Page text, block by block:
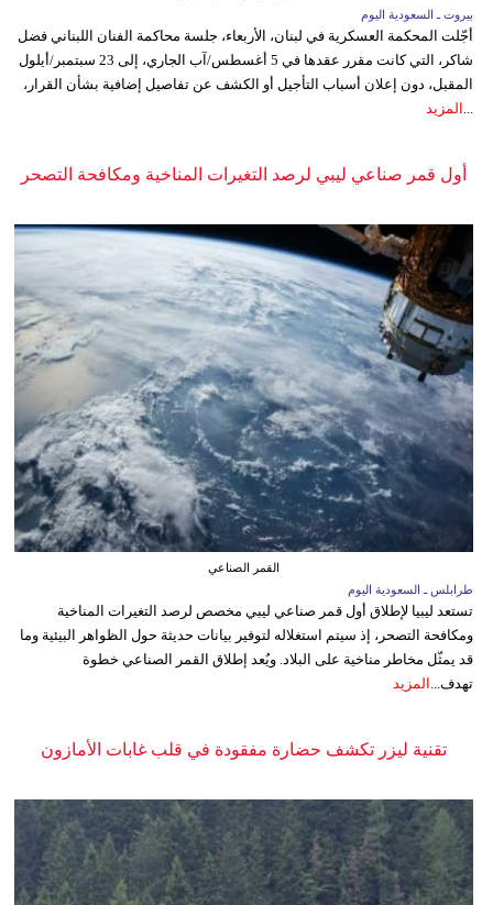
بيروت ـ السعودية اليوم
أجّلت المحكمة العسكرية في لبنان، الأربعاء، جلسة محاكمة الفنان اللبناني فضل
شاكر، التي كانت مقرر عقدها في 5 أغسطس/آب الجاري، إلى 23 سبتمبر/أيلول
المقبل، دون إعلان أسباب التأجيل أو الكشف عن تفاصيل إضافية بشأن القرار،
المزيد
أول قمر صناعي ليبي لرصد التغيرات المناخية ومكافحة التصحر
القمر الصناعي
طرابلس ـ السعودية اليوم
تستعد ليبيا لإطلاق أول قمر صناعي ليبي مخصص لرصد التغيرات المناخية
ومكافحة التصحر، إذ سيتم استغلاله لتوفير بيانات حديثة حول الظواهر البيئية وما
قد يمثّل مخاطر مناخية على البلاد. ويُعد إطلاق القمر الصناعي خطوة
تهدف... المزيد
تقنية ليزر تكشف حضارة مفقودة في قلب غابات الأمازون